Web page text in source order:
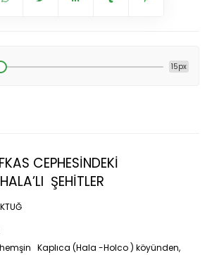
15px
CEPHESİNDEKİ
ŞEHİTLER
Kaplıca (Hala -Holco ) köyünden,